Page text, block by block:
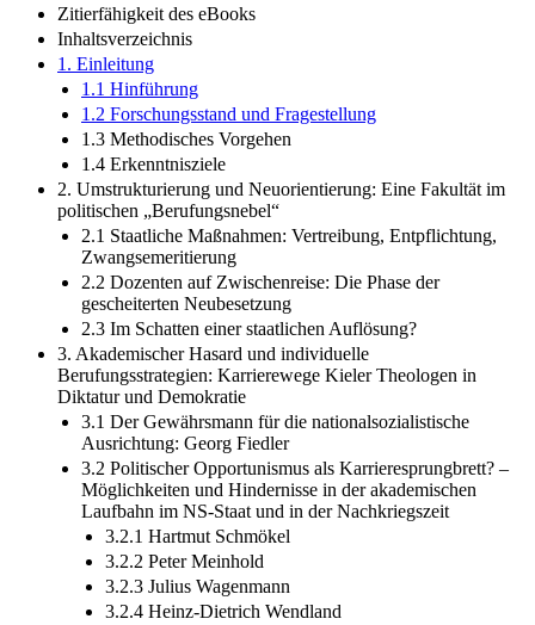
Zitierfähigkeit des eBooks
Inhaltsverzeichnis
1. Einleitung
1.1 Hinführung
1.2 Forschungsstand und Fragestellung
1.3 Methodisches Vorgehen
1.4 Erkenntnisziele
2. Umstrukturierung und Neuorientierung: Eine Fakultät im
politischen „Berufungsnebel“
2.1 Staatliche Maßnahmen: Vertreibung, Entpflichtung,
Zwangsemeritierung
2.2 Dozenten auf Zwischenreise: Die Phase der
gescheiterten Neubesetzung
2.3 Im Schatten einer staatlichen Auflösung?
3. Akademischer Hasard und individuelle
Berufungsstrategien: Karrierewege Kieler Theologen in
Diktatur und Demokratie
3.1 Der Gewährsmann für die nationalsozialistische
Ausrichtung: Georg Fiedler
3.2 Politischer Opportunismus als Karrieresprungbrett? –
Möglichkeiten und Hindernisse in der akademischen
Laufbahn im NS-Staat und in der Nachkriegszeit
3.2.1 Hartmut Schmökel
3.2.2 Peter Meinhold
3.2.3 Julius Wagenmann
3.2.4 Heinz-Dietrich Wendland